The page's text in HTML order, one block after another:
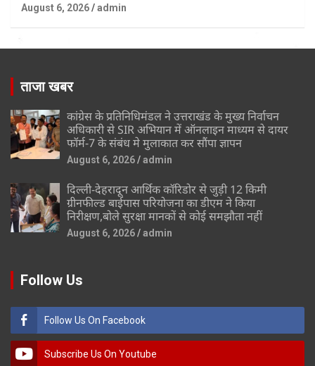
August 6, 2026 admin
ताजा खबर
कांग्रेस के प्रतिनिधिमंडल ने उत्तराखंड के मुख्य निर्वाचन
अधिकारी से SIR अभियान में ऑनलाइन माध्यम से दायर
फॉर्म-7 के संबंध मे मुलाकात कर सौंपा ज्ञापन
August 6, 2026 admin
दिल्ली-देहरादून आर्थिक कॉरिडोर से जुड़ी 12 किमी
ग्रीनफील्ड बाईपास परियोजना का डीएम ने किया
निरीक्षण,बोले सुरक्षा मानकों से कोई समझौता नहीं
August 6, 2026 admin
Follow Us
Follow Us On Facebook
Subscribe Us On Youtube